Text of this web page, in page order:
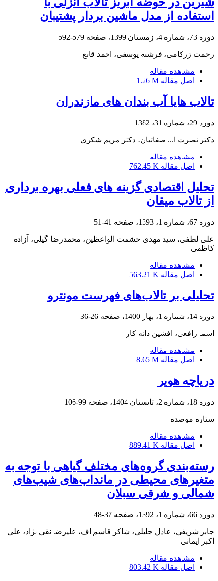
استفاده از مدل ماشین بردار پشتیبان
دوره 73، شماره 4، زمستان 1399، صفحه 579-592
رحمت زرکامی، فرشته یوسفی، احمد قانع
مشاهده مقاله
اصل مقاله 1.26 M
تالاب هایا آب بندان های مازندران
دوره 29، شماره 31، 1382
دکتر نصرت ا... صفاتیان، دکتر مریم شکری
مشاهده مقاله
اصل مقاله 762.45 K
تحلیل اقتصادی گزینه ‏های فعلی بهره ‏برداری
از تالاب میقان
دوره 67، شماره 1، 1393، صفحه 41-51
علی لطفی، سید مهدی حشمت الواعظین، محمدرضا گیلی، آزاده
کاظمی
مشاهده مقاله
اصل مقاله 563.21 K
تحلیلی بر تالاب‌های فهرست مونترو
دوره 14، شماره 1، بهار 1400، صفحه 26-36
اسما رافعی، افشین دانه کار
مشاهده مقاله
اصل مقاله 8.65 M
دریاچه هویر
دوره 18، شماره 2، تابستان 1404، صفحه 99-106
ستاره موصده
مشاهده مقاله
اصل مقاله 889.41 K
رسته‌بندی گروه‌های مختلف گیاهی با توجه به
متغیرهای محیطی در مانداب‌های شیب‌های
شمالی و شرقی سبلان
دوره 66، شماره 1، 1392، صفحه 37-48
جابر شریفی، عادل جلیلی، شاکر قاسم اف، علیرضا نقی نژاد، علی
اکبر ایمانی
مشاهده مقاله
اصل مقاله 803.42 K